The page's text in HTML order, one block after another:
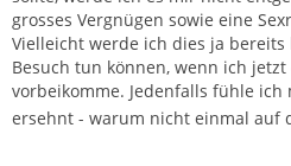
grosses Vergnügen sowie eine
Vielleicht werde ich dies ja bereits
Besuch tun können, wenn ich
vorbeikomme. Jedenfalls fühle
ersehnt - warum nicht einmal auf